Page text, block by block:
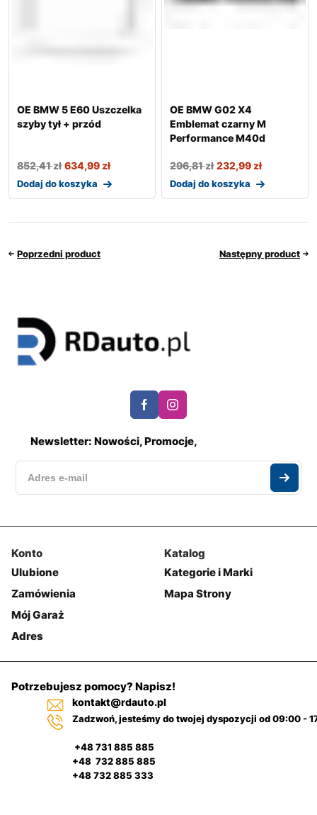
OE BMW 5 E60 Uszczelka
szyby tył + przód
852,41zł 634,99zł
Dodaj do koszyka
OE BMW G02 X4
Emblemat czarny M
Performance M40d
296,81zł 232,99zł
Dodaj do koszyka
Poprzedni product Następny product
Newsletter: Nowości, Promocje,
Konto
Ulubione
Zamówienia
Mój Garaż
Adres
Katalog
Kategorie i Marki
Mapa Strony
Potrzebujesz pomocy? Napisz!
kontakt@rdauto.pl
Zadzwoń, jesteśmy do twojej dyspozycji od 09:00 -
+48 731 885 885
+48 732 885 885
+48 732 885 333